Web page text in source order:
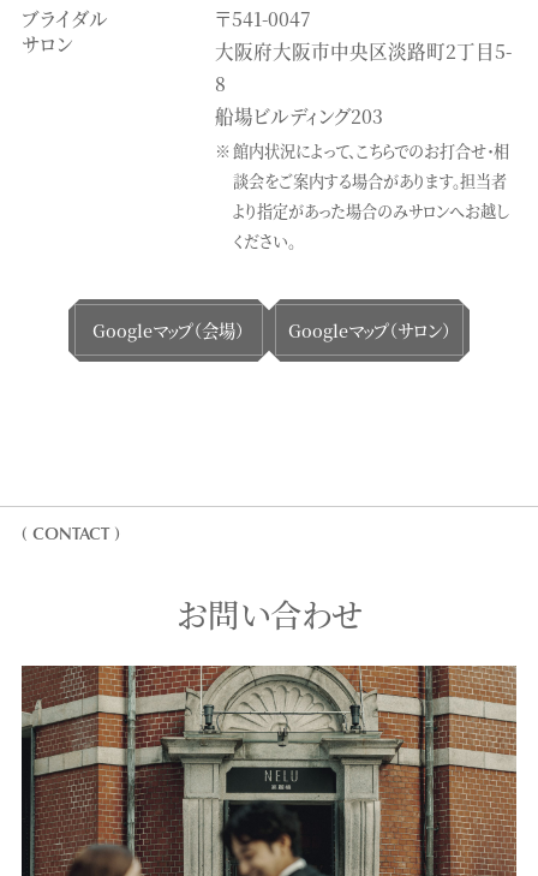
ブライダル
サロン
〒541-0047
大阪府大阪市中央区淡路町2丁目5-
8
船場ビルディング203
館内状況によって、こちらでのお打合せ・相
談会をご案内する場合があります。担当者
より指定があった場合のみサロンへお越し
ください。
Googleマップ（会場） Googleマップ（サロン）
( CONTACT )
お問い合わせ